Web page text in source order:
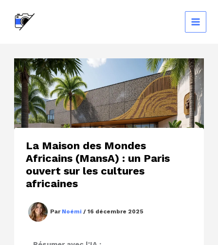
contenu
La Maison des Mondes
Africains (MansA) : un Paris
ouvert sur les cultures
africaines
Par Noémi /16 décembre 2025